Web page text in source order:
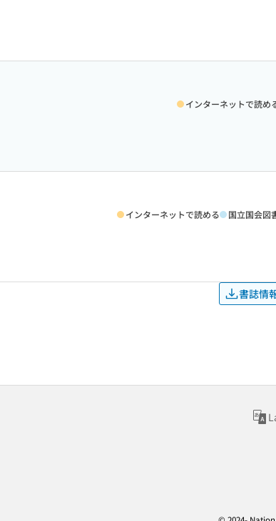
インターネットで読め
インターネットで読める 国立国会図
書誌情